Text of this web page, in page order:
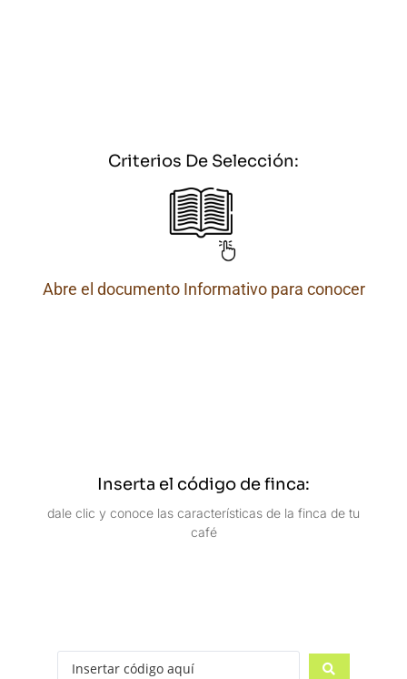
Criterios De Selección:
Abre el documento Informativo para conocer
Inserta el código de finca:
dale clic y conoce las características de la finca de tu
café